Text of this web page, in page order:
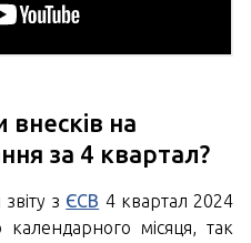
внесків на
за 4 квартал?
з ЄСВ 4 квартал 2024
місяця, так